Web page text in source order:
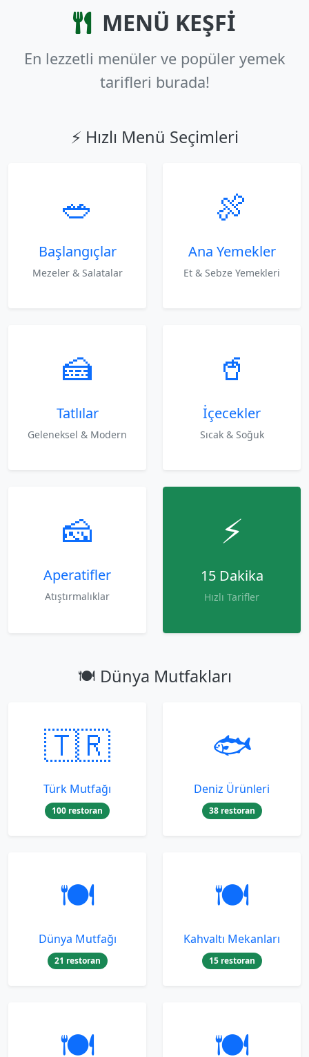
MENÜ KEŞFİ
En lezzetli menüler ve popüler yemek
tarifleri burada!
⚡ Hızlı Menü Seçimleri
🥗
Başlangıçlar
Mezeler & Salatalar
🍖
Ana Yemekler
Et & Sebze Yemekleri
🍰
Tatlılar
Geleneksel & Modern
🥤
İçecekler
Sıcak & Soğuk
🧀
Aperatifler
Atıştırmalıklar
⚡
15 Dakika
Hızlı Tarifler
🍽️ Dünya Mutfakları
🇹🇷
Türk Mutfağı
100 restoran
🐟
Deniz Ürünleri
38 restoran
🍽️
Dünya Mutfağı
21 restoran
🍽️
Kahvaltı Mekanları
15 restoran
🍽️ 🍽️